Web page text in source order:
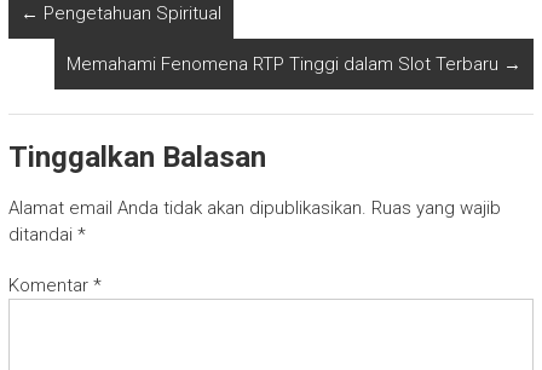
← Pengetahuan Spiritual
Memahami Fenomena RTP Tinggi dalam Slot Terbaru →
Tinggalkan Balasan
Alamat email Anda tidak akan dipublikasikan. Ruas yang wajib
ditandai *
Komentar *